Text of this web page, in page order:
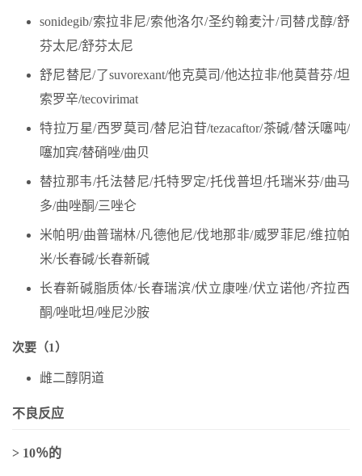
sonidegib/索拉非尼/索他洛尔/圣约翰麦汁/司替戊醇/舒
芬太尼/舒芬太尼
舒尼替尼/了suvorexant/他克莫司/他达拉非/他莫昔芬/坦
索罗辛/tecovirimat
特拉万星/西罗莫司/替尼泊苷/tezacaftor/茶碱/替沃噻吨/
噻加宾/替硝唑/曲贝
替拉那韦/托法替尼/托特罗定/托伐普坦/托瑞米芬/曲马
多/曲唑酮/三唑仑
米帕明/曲普瑞林/凡德他尼/伐地那非/威罗菲尼/维拉帕
米/长春碱/长春新碱
长春新碱脂质体/长春瑞滨/伏立康唑/伏立诺他/齐拉西
酮/唑吡坦/唑尼沙胺
次要（1）
雌二醇阴道
不良反应
> 10％的